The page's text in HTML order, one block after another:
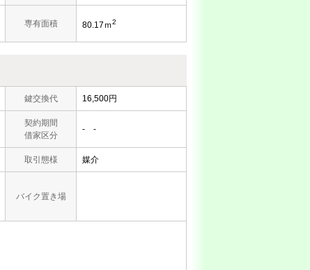
専有面積 80.17ｍ2
鍵交換代 16,500円
契約期間
借家区分
- -
取引態様 媒介
バイク置き場